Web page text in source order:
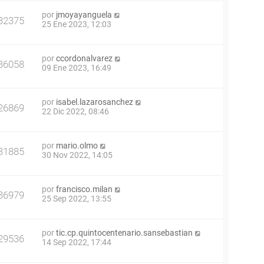
por jmoyayanguela
25 Ene 2023, 12:03
porccordonalvarez
09 Ene 2023, 16:49
por isabel.lazarosanchez
22 Dic 2022, 08:46
por mario.olmo
30 Nov 2022, 14:05
porfrancisco.milan
25 Sep 2022, 13:55
portic.cp.quintocentenario.sansebastian
14 Sep 2022, 17:44